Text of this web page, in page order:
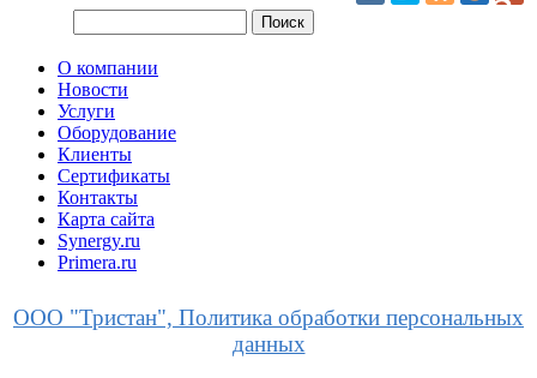
О компании
Новости
Услуги
Оборудование
Клиенты
Сертификаты
Контакты
Карта сайта
Synergy.ru
Primera.ru
ООО "Тристан", Политика обработки персональных
данных